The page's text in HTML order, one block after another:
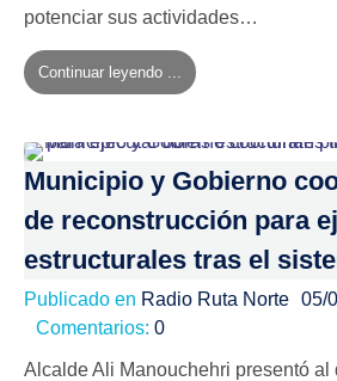
potenciar sus actividades…
Continuar leyendo ...
Municipio y Gobierno
de reconstrucción para
estructurales tras el
Publicado en Radio Ruta Norte 05/
Comentarios: 0
Alcalde Ali Manouchehri presentó al